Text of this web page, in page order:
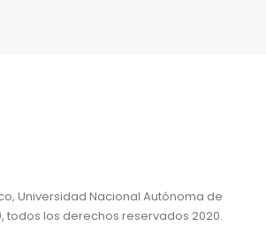
Universidad Nacional Autónoma de
todos los derechos reservados 2020.